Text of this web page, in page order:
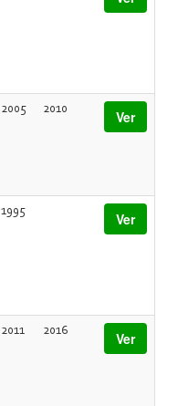
2005 2010 Ver
1995 Ver
2011 2016 Ver